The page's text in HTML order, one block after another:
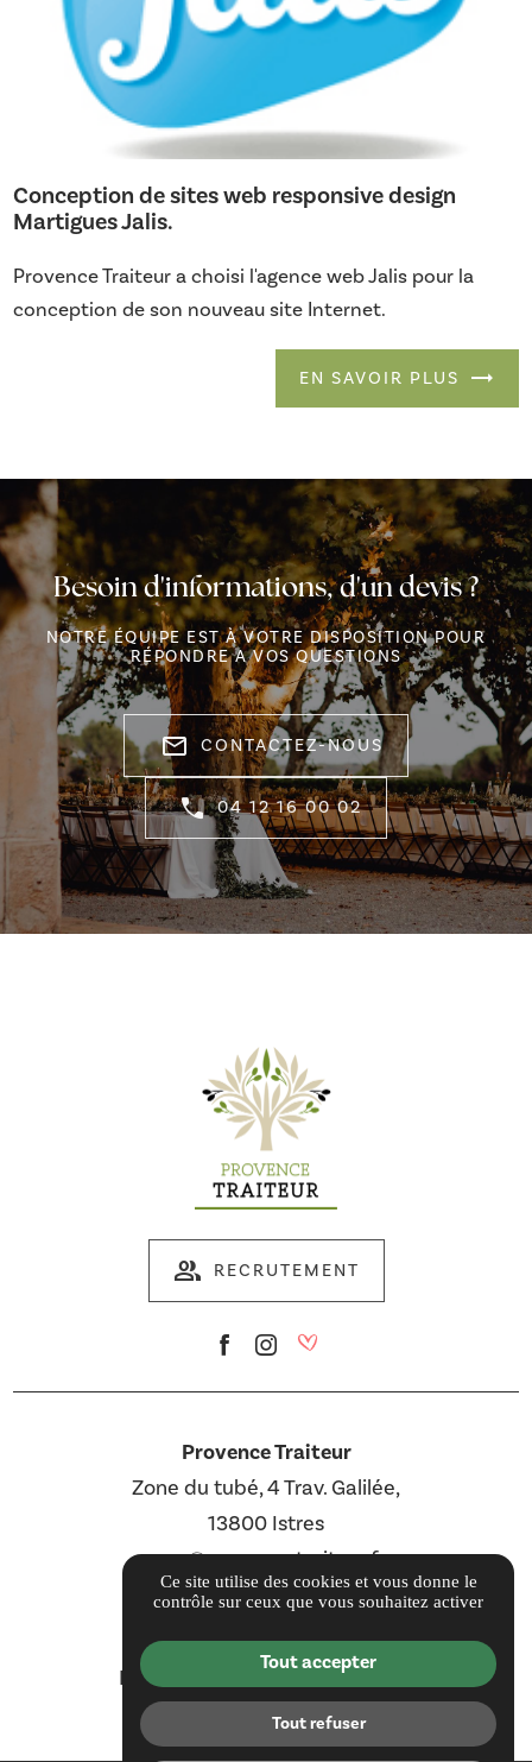
Conception de sites web responsive design
Martigues Jalis.
Provence Traiteur a choisi l'agence web Jalis pour la
conception de son nouveau site Internet.
EN SAVOIR PLUS
Besoin d'informations, d'un devis ?
NOTRE ÉQUIPE EST À VOTRE DISPOSITION POUR
RÉPONDRE A VOS QUESTIONS
mail_outline CONTACTEZ-NOUS
04 12 16 00 02
group RECRUTEMENT
Provence Traiteur
Zone du tubé, 4 Trav. Galilée,
13800 Istres
com@provencetraiteur.fr
04 12 16 00 02
Guide local
Informations complémentaires
Mentions légales
Politique de confidentialité
Ce site utilise des cookies et vous donne le
contrôle sur ceux que vous souhaitez activer
Tout accepter
Tout refuser